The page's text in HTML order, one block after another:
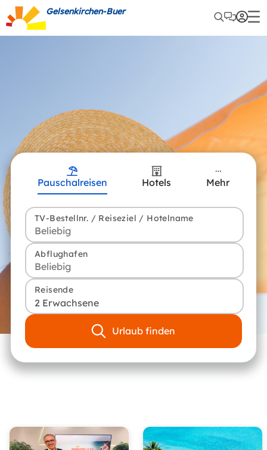
Gelsenkirchen-Buer
Pauschalreisen Hotels Mehr
TV-Bestellnr. / Reiseziel / Hotelname
Abflughafen
Reisende
2 Erwachsene
Urlaub finden